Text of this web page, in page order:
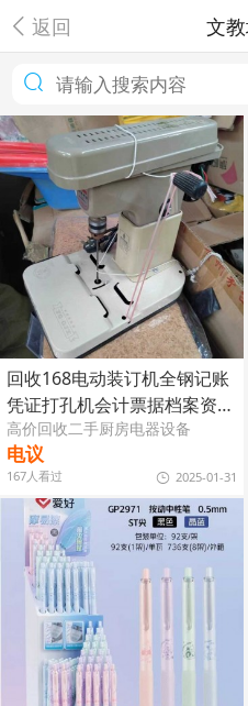
返回 文
回收168电动装订机全钢记账
凭证打孔机会计票据档案资料
装订
高价回收二手厨房电器设备
电议
167人看过 2025-01-31